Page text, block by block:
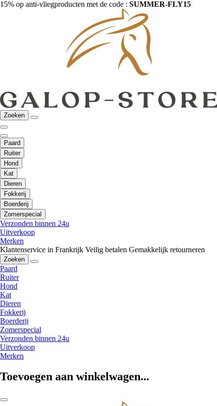
15% op anti-vliegproducten met de code : SUMMER-FLY15
Zoeken
Paard
Ruiter
Hond
Kat
Dieren
Fokkerij
Boerderij
Zomerspecial
Verzonden binnen 24u
Uitverkoop
Merken
Klantenservice in Frankrijk Veilig betalen Gemakkelijk retourneren
Zoeken
Paard
Ruiter
Hond
Kat
Dieren
Fokkerij
Boerderij
Zomerspecial
Verzonden binnen 24u
Uitverkoop
Merken
Toevoegen aan winkelwagen...